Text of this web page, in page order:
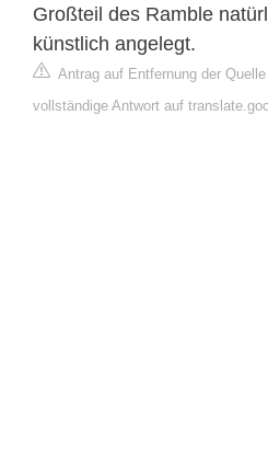
Großteil des Ramble
künstlich angelegt.
Antrag auf Entfernung der Quelle
vollständige Antwort auf